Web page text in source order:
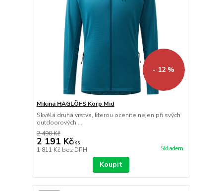
- 12 %
Mikina HAGLÖFS Korp Mid
Skvělá druhá vrstva, kterou oceníte nejen při svých
outdoorových ...
2 490 Kč
2 191 Kč/ks
1 811 Kč bez DPH Skladem
Koupit